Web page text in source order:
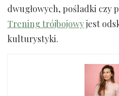
dwugłowych, pośladki czy
Trening trójbojowyjest
kulturystyki.